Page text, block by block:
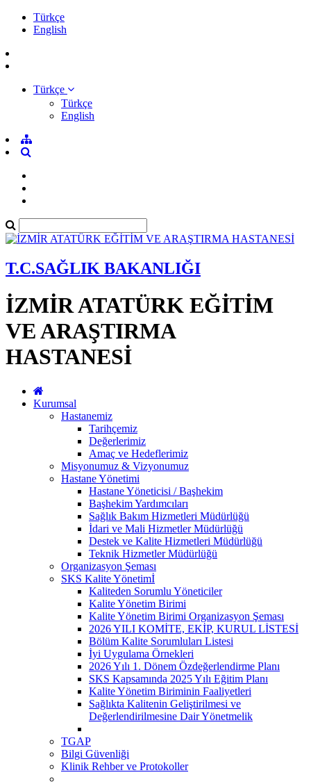
Türkçe
English
Türkçe
Türkçe
English
T.C.SAĞLIK BAKANLIĞI
İZMİR ATATÜRK EĞİTİM
VE ARAŞTIRMA
HASTANESİ
Kurumsal
Hastanemiz
Tarihçemiz
Değerlerimiz
Amaç ve Hedeflerimiz
Misyonumuz & Vizyonumuz
Hastane Yönetimi
Hastane Yöneticisi / Başhekim
Başhekim Yardımcıları
Sağlık Bakım Hizmetleri Müdürlüğü
İdari ve Mali Hizmetler Müdürlüğü
Destek ve Kalite Hizmetleri Müdürlüğü
Teknik Hizmetler Müdürlüğü
Organizasyon Şeması
SKS Kalite Yönetimİ
Kaliteden Sorumlu Yöneticiler
Kalite Yönetim Birimi
Kalite Yönetim Birimi Organizasyon Şeması
2026 YILI KOMİTE, EKİP, KURUL LİSTESİ
Bölüm Kalite Sorumluları Listesi
İyi Uygulama Örnekleri
2026 Yılı 1. Dönem Özdeğerlendirme Planı
SKS Kapsamında 2025 Yılı Eğitim Planı
Kalite Yönetim Biriminin Faaliyetleri
Sağlıkta Kalitenin Geliştirilmesi ve
Değerlendirilmesine Dair Yönetmelik
TGAP
Bilgi Güvenliği
Klinik Rehber ve Protokoller